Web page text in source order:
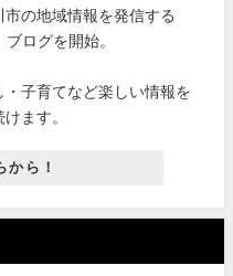
の地域情報を発信する
ログを開始。
子育てなど楽しい情報を
ます。
から！